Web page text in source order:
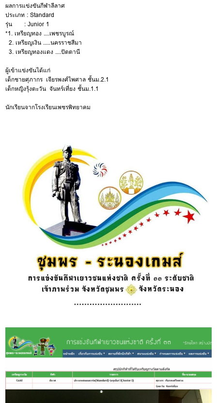
ผลการแข่งขันกีฬาลีลาศ
ประเภท : Standard
รุ่น : Junior 1
*1. เหรียญทอง ....เพชรบูรณ์
2. เหรียญเงิน .....นครราชสีมา
3. เหรียญทองแดง ....ปัตตานี
ผู้เข้าแข่งขันได้แก่
เด็กชายศุภากร เจียรพงศ์ไพศาล ชั้นม.2.1
เด็กหญิงรุ้งตะวัน จันทร์เที่ยง ชั้นม.1.1
นักเรียนจากโรงเรียนเพชรพิทยาคม